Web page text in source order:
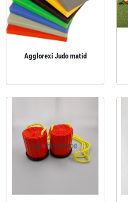
Agglorexi Judo matid